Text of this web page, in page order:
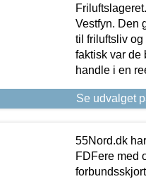
Vestfyn. Den
til friluftsliv og
faktisk var de
handle i en
Se udvalget
55Nord.dk
FDFere med